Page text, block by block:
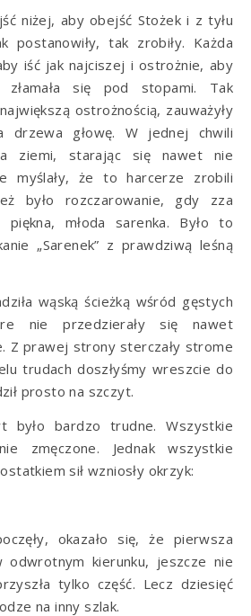
niżej, aby obejść Stożek i z tyłu
postanowiły, tak zrobiły. Każda
iść jak najciszej i ostrożnie, aby
złamała się pod stopami. Tak
ostrożnością, zauważyły
drzewa głowę. W jednej chwili
ziemi, starając się nawet nie
myślały, że to harcerze zrobili
było rozczarowanie, gdy zza
piękna, młoda sarenka. Było to
„Sarenek” z prawdziwą leśną
wąską ścieżką wśród gęstych
nie przedzierały się nawet
Z prawej strony sterczały strome
trudach doszłyśmy wreszcie do
prosto na szczyt.
było bardzo trudne. Wszystkie
zmęczone. Jednak wszystkie
sił wzniosły okrzyk:
okazało się, że pierwsza
odwrotnym kierunku, jeszcze nie
tylko część. Lecz dziesięć
na inny szlak.